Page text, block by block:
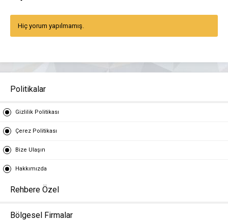
Hiç yorum yapılmamış.
Politikalar
Gizlilik Politikası
Çerez Politikası
Bize Ulaşın
Hakkımızda
Rehbere Özel
Bölgesel Firmalar